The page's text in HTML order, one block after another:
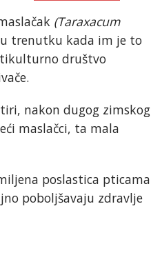
(Taraxacum
trenutku kada im je to
društvo
nakon dugog zimskog
maslačci, ta mala
poslastica pticama
poboljšavaju zdravlje